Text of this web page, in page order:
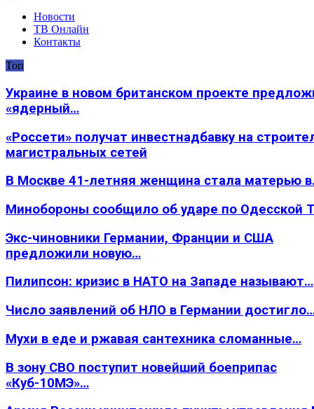
Новости
ТВ Онлайн
Контакты
Топ
Украине в новом британском проекте
«ядерный…
«Россети» получат инвестнадбавку на
магистральных сетей
В Москве 41-летняя женщина стала матерью
Минобороны сообщило об ударе по Одесской
Экс-чиновники Германии, Франции и США
предложили новую…
Пилипсон: кризис в НАТО на Западе называют…
Число заявлений об НЛО в Германии
Мухи в еде и ржавая сантехника сломанные…
В зону СВО поступит новейший боеприпас
«Куб-10МЭ»…